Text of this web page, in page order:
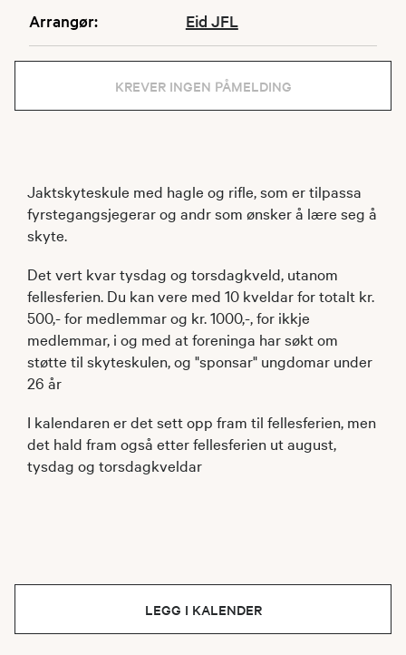
Arrangør: Eid JFL
KREVER INGEN PÅMELDING
Jaktskyteskule med hagle og rifle, som er tilpassa
fyrstegangsjegerar og andr som ønsker å lære seg å
skyte.
Det vert kvar tysdag og torsdagkveld, utanom
fellesferien. Du kan vere med 10 kveldar for totalt kr.
500,- for medlemmar og kr. 1000,-, for ikkje
medlemmar, i og med at foreninga har søkt om
støtte til skyteskulen, og "sponsar" ungdomar under
26 år
I kalendaren er det sett opp fram til fellesferien, men
det hald fram også etter fellesferien ut august,
tysdag og torsdagkveldar
LEGG I KALENDER